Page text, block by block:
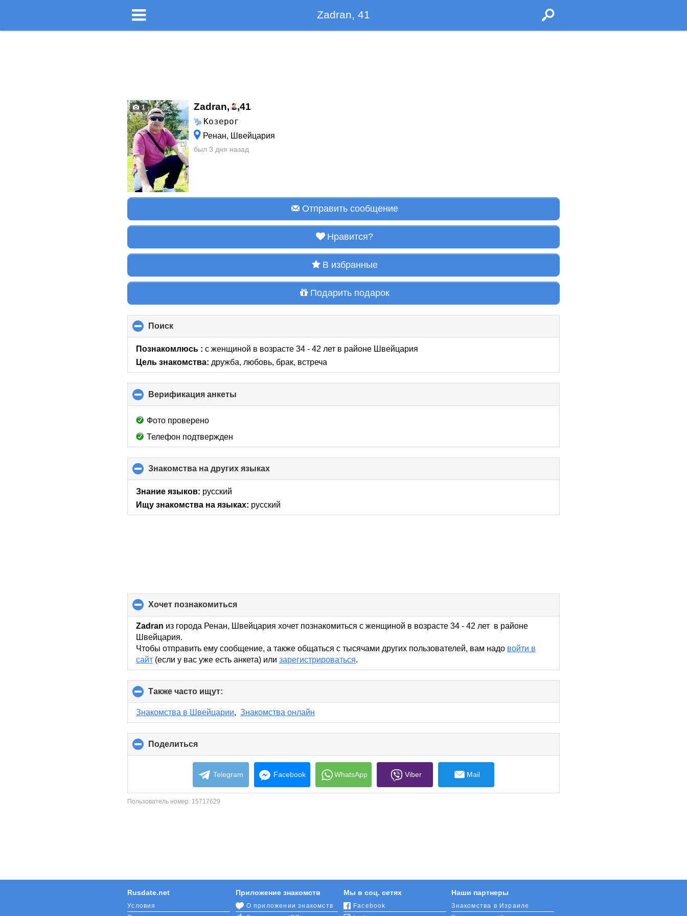
Zadran, 41
1 Zadran, ,41
Козерог
Ренан, Швейцария
был 3 дня назад
Отправить сообщение
Нравится?
В избранные
Подарить подарок
Поиск
to
collapse
Познакомлюсь :с женщиной в возрасте 34 - 42 лет в районе Швейцария
Цель знакомства: дружба, любовь, брак, встреча
Верификация анкеты
to
Фото проверено
Телефон подтвержден
Знакомства на других языках
to
contents
Знание языков: русский
Ищу знакомства на языках: русский
хочет познакомиться
to
collapse
Zadran из города Ренан, Швейцария хочет познакомиться с женщиной в возрасте 34 - 42 лет в районе
Швейцария.
Чтобы отправить ему сообщение, а также общаться с тысячами других пользователей, вам надо войти в
сайт (если у вас уже есть анкета) илизарегистрироваться.
Также часто ищут:
to
collapse
contents
Знакомства в Швейцарии,Знакомства онлайн
Поделиться
to
collapse
contents
Telegram Facebook WhatsApp Viber Mail
Пользователь номер: 15717629
Rusdate.net
Условия
Приложение знакомств
О приложении знакомств
Мы в соц. сетях
Facebook
Наши партнеры
Знакомства в Израиле